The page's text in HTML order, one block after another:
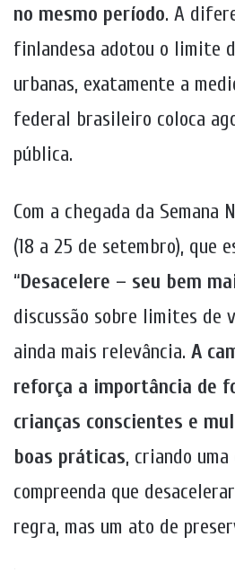
no mesmo período. A
finlandesa adotou o limite
urbanas, exatamente a
federal brasileiro coloca
pública.
Com a chegada da Semana
(18 a 25 de setembro), que
“Desacelere – seu bem
discussão sobre limites de
ainda mais relevância. A
reforça a importância de
crianças conscientes e
boas práticas, criando
compreenda que
regra, mas um ato de